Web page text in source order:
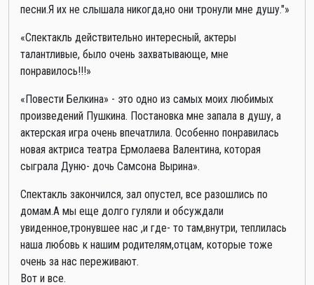
песни.Я их не слышала никогда,но они тронули мне душу."»
«Спектакль действительно интересный, актеры
талантливые, было очень захватывающе, мне
понравилось!!!»
«Повести Белкина» - это одно из самых моих любимых
произведений Пушкина. Постановка мне запала в душу, а
актерская игра очень впечатлила. Особенно понравилась
новая актриса театра Ермолаева Валентина, которая
сыграла Дуню- дочь Самсона Вырина».
Спектакль закончился, зал опустел, все разошлись по
домам.А мы еще долго гуляли и обсуждали
увиденное,тронувшее нас ,и где- то там,внутри, теплилась
наша любовь к нашим родителям,отцам, которые тоже
очень за нас переживают.
Вот и все.